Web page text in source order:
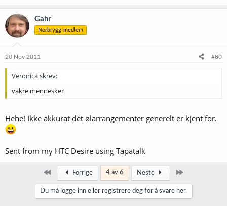
Gahr
Norbrygg-medlem
20 Nov 2011 #80
Veronica skrev:
vakre mennesker
Hehe! Ikke akkurat dét ølarrangementer generelt er kjent for.
Sent from my HTC Desire using Tapatalk
Først Forrige 4 av 6 Neste
Du må logge inn eller registrere deg for å svare her.